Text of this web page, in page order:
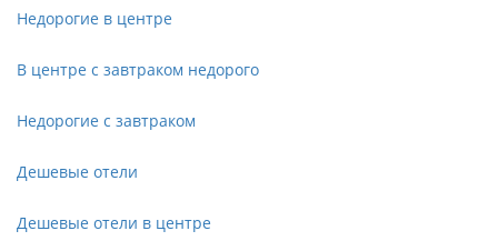
Недорогие в центре
В центре с завтраком недорого
Недорогие с завтраком
Дешевые отели
Дешевые отели в центре